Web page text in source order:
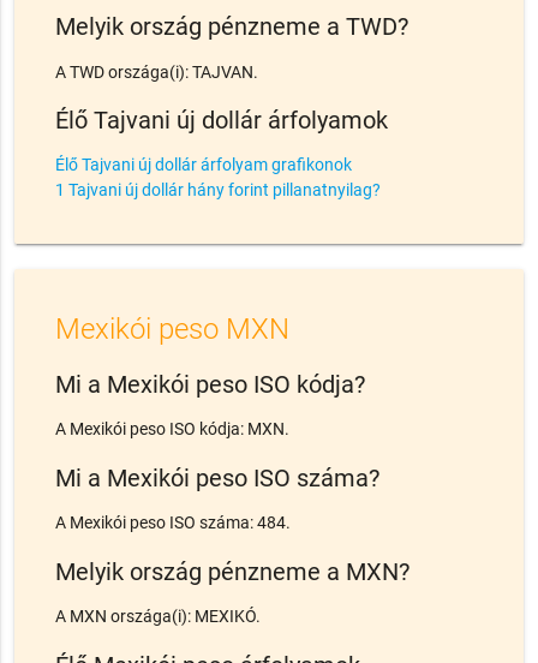
Melyik ország pénzneme a TWD?
A TWD országa(i): TAJVAN.
Élő Tajvani új dollár árfolyamok
Élő Tajvani új dollár árfolyam grafikonok
1 Tajvani új dollár hány forint pillanatnyilag?
Mexikói peso MXN
Mi a Mexikói peso ISO kódja?
A Mexikói peso ISO kódja: MXN.
Mi a Mexikói peso ISO száma?
A Mexikói peso ISO száma: 484.
Melyik ország pénzneme a MXN?
A MXN országa(i): MEXIKÓ.